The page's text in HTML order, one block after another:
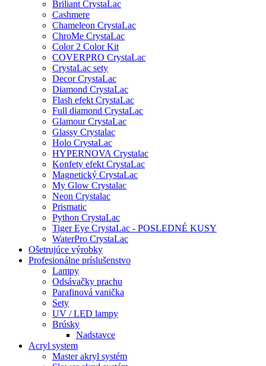
Briliant CrystaLac
Cashmere
Chameleon CrystaLac
ChroMe CrystaLac
Color 2 Color Kit
COVERPRO CrystaLac
CrystaLac sety
Decor CrystaLac
Diamond CrystaLac
Flash efekt CrystaLac
Full diamond CrystaLac
Glamour CrystaLac
Glassy Crystalac
Holo CrystaLac
HYPERNOVA Crystalac
Konfety efekt CrystaLac
Magnetický CrystaLac
My Glow Crystalac
Neon Crystalac
Prismatic
Python CrystaLac
Tiger Eye CrystaLac - POSLEDNÉ KUSY
WaterPro CrystaLac
Ošetrujúce výrobky
Profesionálne príslušenstvo
Lampy
Odsávačky prachu
Parafinová vanička
Sety
UV / LED lampy
Brúsky
Nadstavce
Acryl system
Master akryl systém